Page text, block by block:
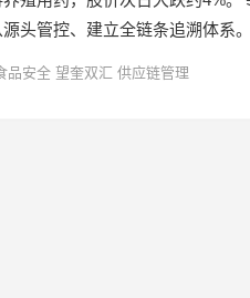
头管控、建立全链条追溯体系。
品安全 望奎双汇 供应链管理